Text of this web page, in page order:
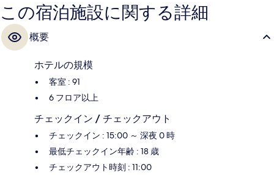
この宿泊施設に関する詳細
概要
ホテルの規模
客室 : 91
6 フロア以上
チェックイン / チェックアウト
チェックイン : 15:00 ～ 深夜 0 時
最低チェックイン年齢 : 18 歳
チェックアウト時刻 : 11:00